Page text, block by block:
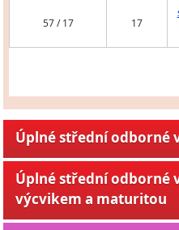
57 / 17 17
Úplné střední odborné
Úplné střední odborné
výcvikem a maturitou